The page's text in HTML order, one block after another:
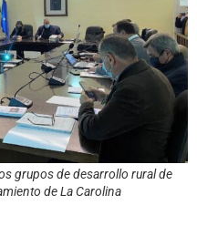
grupos de desarrollo rural de
de La Carolina